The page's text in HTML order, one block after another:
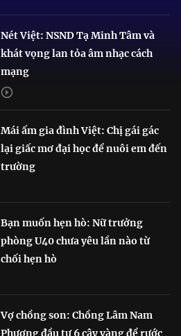
Nét Việt: NSND Tạ Minh Tâm và
khát vọng lan tỏa âm nhạc cách
mạng
Mái ấm gia đình Việt: Chị gái gác
lại giấc mơ đại học để nuôi em đến
trường
Bạn muốn hẹn hò: Nữ trưởng
phòng U40 chưa yêu lần nào từ
chối hẹn hò
Vợ chồng son: Chồng Lâm Nam
Phương đầu tư 6 cây vàng để rước